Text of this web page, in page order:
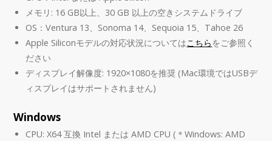
メモリ: 16 GB以上、30 GB 以上の空きシステムドライブ
OS：Ventura 13、Sonoma 14、Sequoia 15、Tahoe 26
Apple Siliconモデルの対応状況についてはこちらをご参照く
ださい
ディスプレイ解像度: 1920×1080を推奨 (Mac環境ではUSBデ
ィスプレイはサポートされません)
Windows
CPU: X64 互換 Intel または AMD CPU (＊Windows: AMD